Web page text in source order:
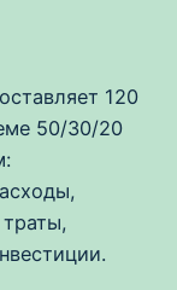
120
50/30/20